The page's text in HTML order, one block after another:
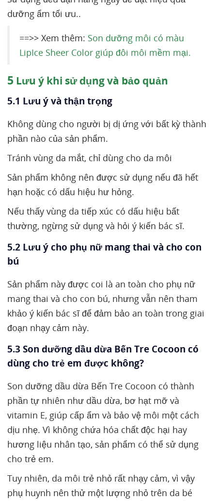
dưỡng ẩm tối ưu..
==>> Xem thêm: Son dưỡng môi có màu
LipIce Sheer Color giúp đôi môi mềm mại.
5 Lưu ý khi sử dụng và bảo quản
5.1 Lưu ý và thận trọng
Không dùng cho người bị dị ứng với bất kỳ thành
phần nào của sản phẩm.
Tránh vùng da mắt, chỉ dùng cho da môi
Sản phẩm không nên được sử dụng nếu đã hết
hạn hoặc có dấu hiệu hư hỏng.
Nếu thấy vùng da tiếp xúc có dấu hiệu bất
thường, ngừng sử dụng và hỏi ý kiến bác sĩ.
5.2 Lưu ý cho phụ nữ mang thai và cho con
bú
Sản phẩm này được coi là an toàn cho phụ nữ
mang thai và cho con bú, nhưng vẫn nên tham
khảo ý kiến bác sĩ để đảm bảo an toàn trong giai
đoạn nhạy cảm này.
5.3 Son dưỡng dầu dừa Bến Tre Cocoon có
dùng cho trẻ em được không?
Son dưỡng dầu dừa Bến Tre Cocoon có thành
phần tự nhiên như dầu dừa, bơ hạt mỡ và
vitamin E, giúp cấp ẩm và bảo vệ môi một cách
dịu nhẹ. Vì không chứa hóa chất độc hại hay
hương liệu nhân tạo, sản phẩm có thể sử dụng
cho trẻ em.
Tuy nhiên, da môi trẻ nhỏ rất nhạy cảm, vì vậy
phụ huynh nên thử một lượng nhỏ trên da bé